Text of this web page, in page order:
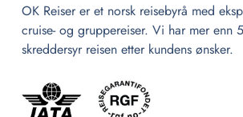
OK Reiser er et norsk reisebyrå med
cruise- og gruppereiser. Vi har mer enn
skreddersyr reisen etter kundens ønsker.